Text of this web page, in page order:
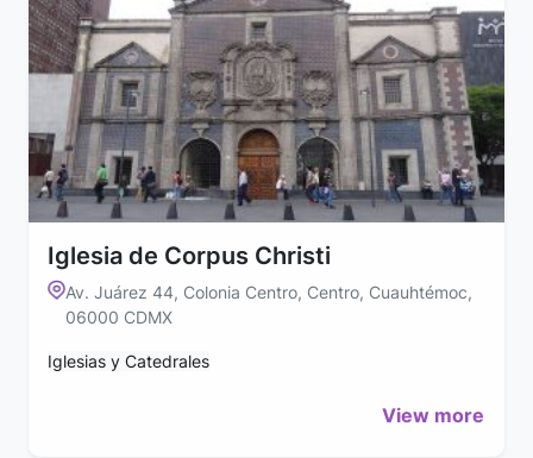
Iglesia de Corpus Christi
Av. Juárez 44, Colonia Centro, Centro, Cuauhtémoc,
06000 CDMX
Iglesias y Catedrales
View more